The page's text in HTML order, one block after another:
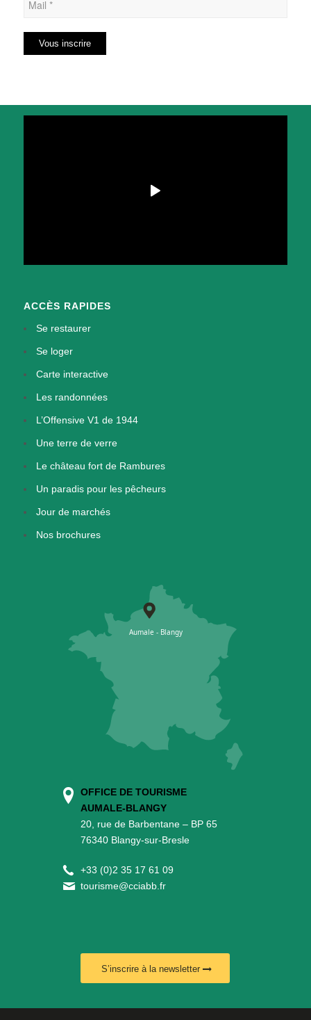
ACCÈS RAPIDES
Se restaurer
Se loger
Carte interactive
Les randonnées
L’Offensive V1 de 1944
Une terre de verre
Le château fort de Rambures
Un paradis pour les pêcheurs
Jour de marchés
Nos brochures
OFFICE DE TOURISME
AUMALE-BLANGY
20, rue de Barbentane – BP 65
76340 Blangy-sur-Bresle
+33 (0)2 35 17 61 09
tourisme@cciabb.fr
S’inscrire à la newsletter